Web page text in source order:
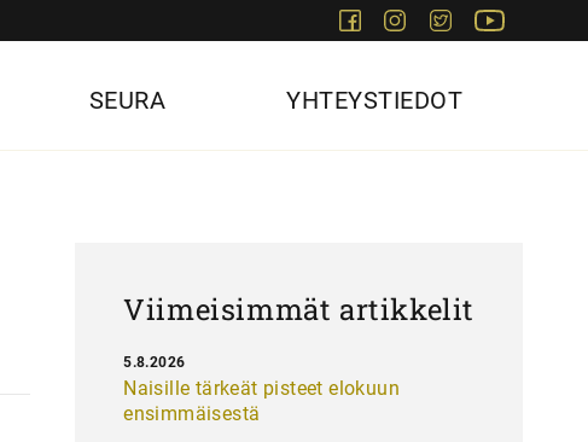
FacebookInstagram
Twitter
SEURA YHTEYSTIEDOT
Viimeisimmät artikkelit
Naisille tärkeät pisteet elokuun
ensimmäisestä
5.8.2026